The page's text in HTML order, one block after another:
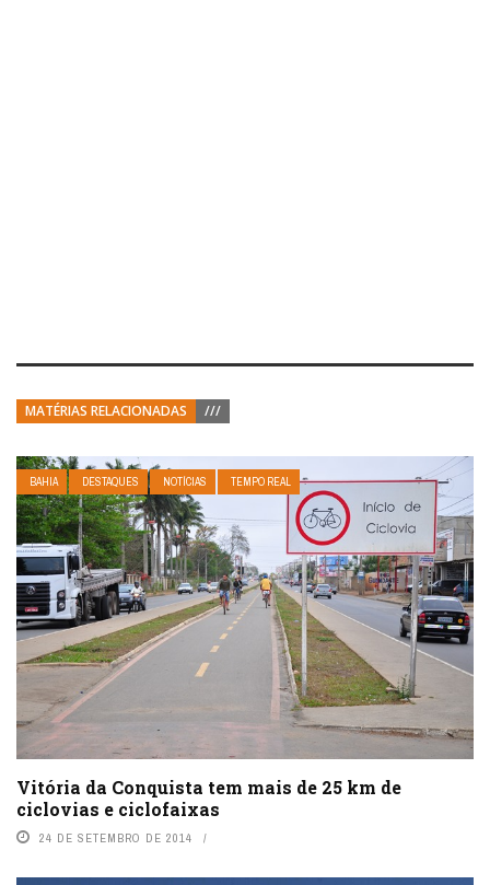
MATÉRIAS RELACIONADAS ///
BAHIA DESTAQUES NOTÍCIAS TEMPO REAL
Vitória da Conquista tem mais de 25 km de
ciclovias e ciclofaixas
24 DE SETEMBRO DE 2014